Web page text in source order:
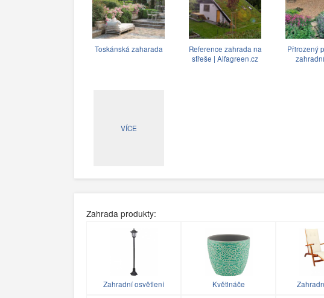
Toskánská zaharada
Reference zahrada na
střeše | Alfagreen.cz
Přirozený
VÍCE
Zahrada produkty:
Zahradní osvětlení Květináče